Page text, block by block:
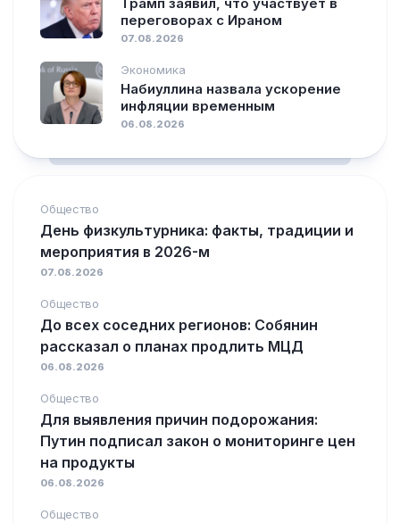
переговорах с Ираном
07.08.2026
Экономика
Набиуллина назвала ускорение
инфляции временным
06.08.2026
Общество
День физкультурника: факты, традиции и
мероприятия в 2026-м
07.08.2026
Общество
До всех соседних регионов: Собянин
рассказал о планах продлить МЦД
06.08.2026
Общество
Для выявления причин подорожания:
Путин подписал закон о мониторинге цен
на продукты
06.08.2026
Общество